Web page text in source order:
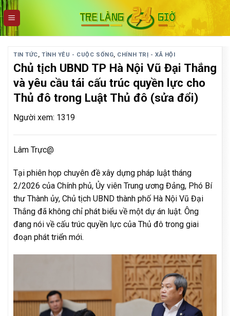
Skip
to
content
TIN TỨC,TÌNH YÊU - CUỘC SỐNG, CHÍNH TRỊ - XÃ HỘI
Chủ tịch UBND TP Hà Nội Vũ Đại Thắng
và yêu cầu tái cấu trúc quyền lực cho
Thủ đô trong Luật Thủ đô (sửa đổi)
Người xem: 1319
Lâm Trực@
Tại phiên họp chuyên đề xây dựng pháp luật tháng
2/2026 của Chính phủ, Ủy viên Trung ương Đảng, Phó Bí
thư Thành ủy, Chủ tịch UBND thành phố Hà Nội Vũ Đại
Thắng đã không chỉ phát biểu về một dự án luật. Ông
đang nói về cấu trúc quyền lực của Thủ đô trong giai
đoạn phát triển mới.